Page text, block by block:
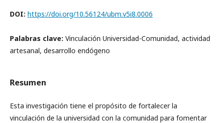
DOI: https://doi.org/10.56124/ubm.v5i8.0006
Palabras clave: Vinculación Universidad-Comunidad, actividad
artesanal, desarrollo endógeno
Resumen
Esta investigación tiene el propósito de fortalecer la
vinculación de la universidad con la comunidad para fomentar